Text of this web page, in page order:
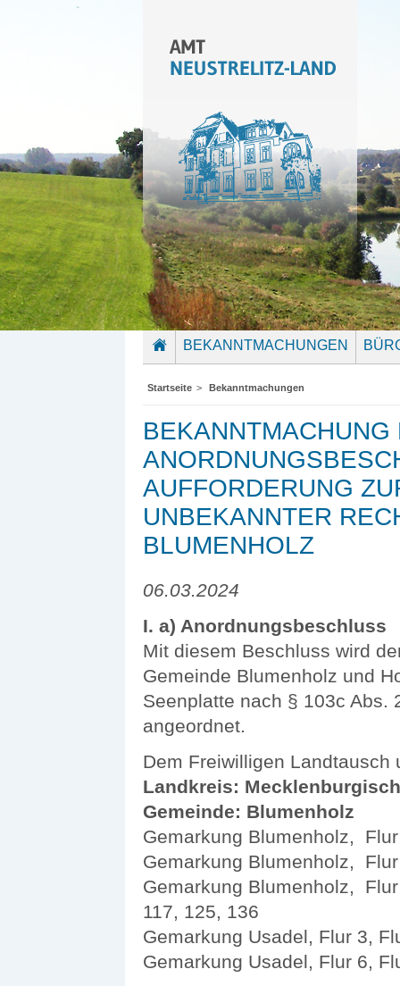
BEKANNTMACHUNGEN
Startseite > Bekanntmachungen
BEKANNTMACHUNG
AUFFORDERUNG
UNBEKANNTER
BLUMENHOLZ
06.03.2024
I. a) Anordnungsbeschluss
Mit diesem Beschluss wird
Gemeinde Blumenholz und
Seenplatte nach § 103c Abs.
angeord­net.
Dem Freiwilligen
Landkreis:
Gemeinde: Blumenholz
Gemarkung Blumenholz,
Gemarkung Blumenholz,
Gemarkung Blumenholz,
117, 125, 136
Gemarkung Usadel, Flur 3,
Gemarkung Usadel, Flur 6,